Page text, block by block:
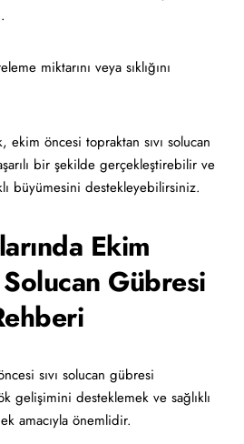
miktarını veya sıklığını
ekim öncesi topraktan sıvı solucan
bir şekilde gerçekleştirebilir ve
büyümesini destekleyebilirsiniz.
Ekim
Solucan Gübresi
sıvı solucan gübresi
gelişimini desteklemek ve sağlıklı
amacıyla önemlidir.